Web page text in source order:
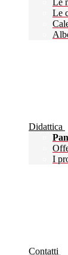
Le
Le
Didattica
I
Contatti